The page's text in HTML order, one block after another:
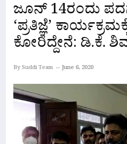
ಜೂನ್ 14ರಂದು
‘ಪ್ರತಿಜ್ಞೆ’
ಕೋರಿದ್ದೇನೆ: ಡಿ.ಕೆ.
By Suddi Team June 6, 2020